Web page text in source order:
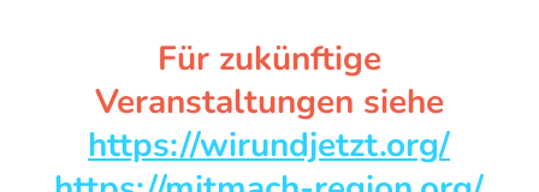
Für zukünftige
Veranstaltungen siehe
https://wirundjetzt.org/